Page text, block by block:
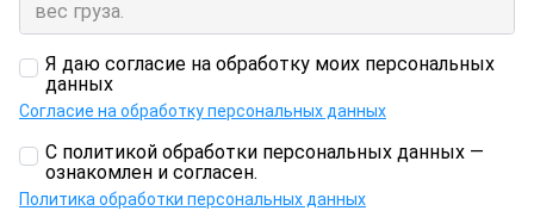
Я даю согласие на обработку моих персональных
данных
Согласие на обработку персональных данных
С политикой обработки персональных данных —
ознакомлен и согласен.
Политика обработки персональных данных